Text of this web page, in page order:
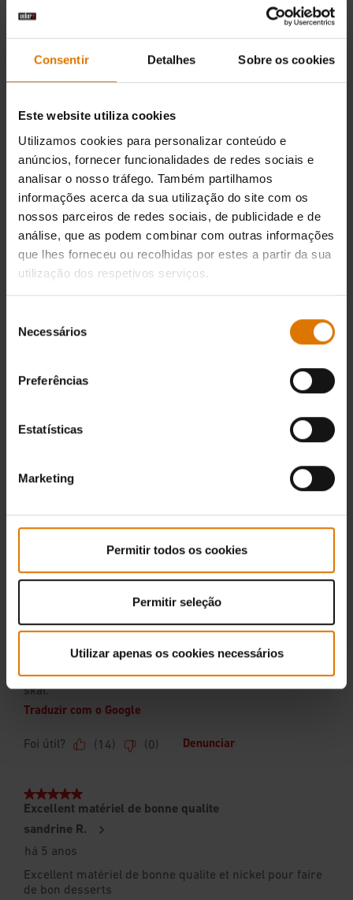
Consentir Detalhes Sobre os cookies
Este website utiliza cookies
Utilizamos cookies para personalizar conteúdo e
anúncios, fornecer funcionalidades de redes sociais e
analisar o nosso tráfego. Também partilhamos
informações acerca da sua utilização do site com os
nossos parceiros de redes sociais, de publicidade e de
análise, que as podem combinar com outras informações
que lhes forneceu ou recolhidas por estes a partir da sua
utilização dos respetivos serviços.
Necessários
Preferências
Estatísticas
Marketing
Permitir todos os cookies
Permitir seleção
Utilizar apenas os cookies necessários